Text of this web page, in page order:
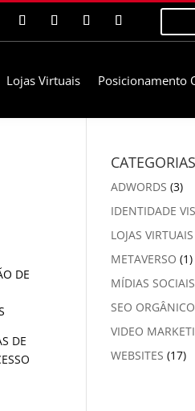
Lojas Virtuais Posicionamento
DE
CATEGORIAS
ADWORDS (3)
IDENTIDADE
LOJAS VIRTUAIS
METAVERSO (1)
MÍDIAS SOCIAIS
SEO ORGÂNICO
VIDEO
WEBSITES (17)